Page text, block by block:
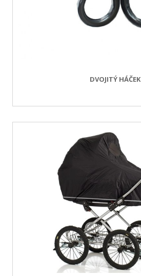
DVOJITÝ HÁČEK